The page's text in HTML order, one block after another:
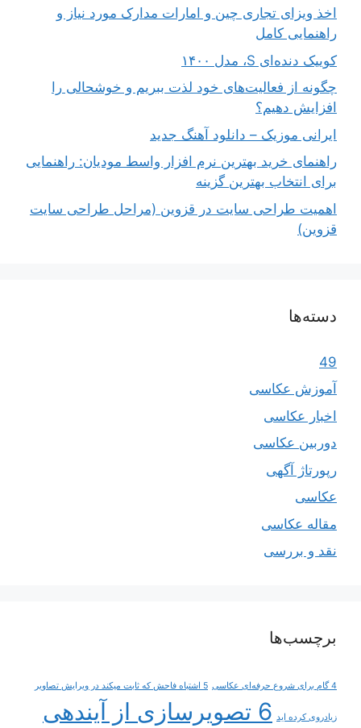
اخذ ویزای تجاری چین و امارات مدارک مورد نیاز و
راهنمایی کامل
کوییک دنده‌ای S، مدل ۱۴۰۰
چگونه از فعالیت‌های خود لذت ببریم و خوشحالی را
افزایش دهیم؟
ایرانی موزیک – دانلود آهنگ جدید
راهنمای خرید بهترین نرم افزار واسط مودیان: راهنمایی
برای انتخاب بهترین گزینه
اهمیت طراحی سایت در قزوین (مراحل طراحی سایت
قزوین)
دسته‌ها
49
آموزش عکاسی
اخبار عکاسی
دوربین عکاسی
رپورتاژ آگهی
عکاسی
مقاله عکاسی
نقد و بررسی
برچسب‌ها
4 گام برای شروع حرفه‌ای عکاسی 5 اشتباه فاحش که ثابت میکند در ویرایش تصاویر
زیادروی کرده اید
6 تصویرسازی از آینده‎ی